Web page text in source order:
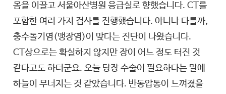
몸을 이끌고 서울아산병원 응급실로 향했습니다. CT를
포함한 여러 가지 검사를 진행했습니다. 아니나 다를까,
충수돌기염(맹장염)이 맞다는 진단이 나왔습니다.
CT상으로는 확실하지 않지만 장이 어느 정도 터진 것
같다고도 하더군요. 오늘 당장 수술이 필요하다는 말에
하늘이 무너지는 것 같았습니다. 반동압통이 느껴졌을